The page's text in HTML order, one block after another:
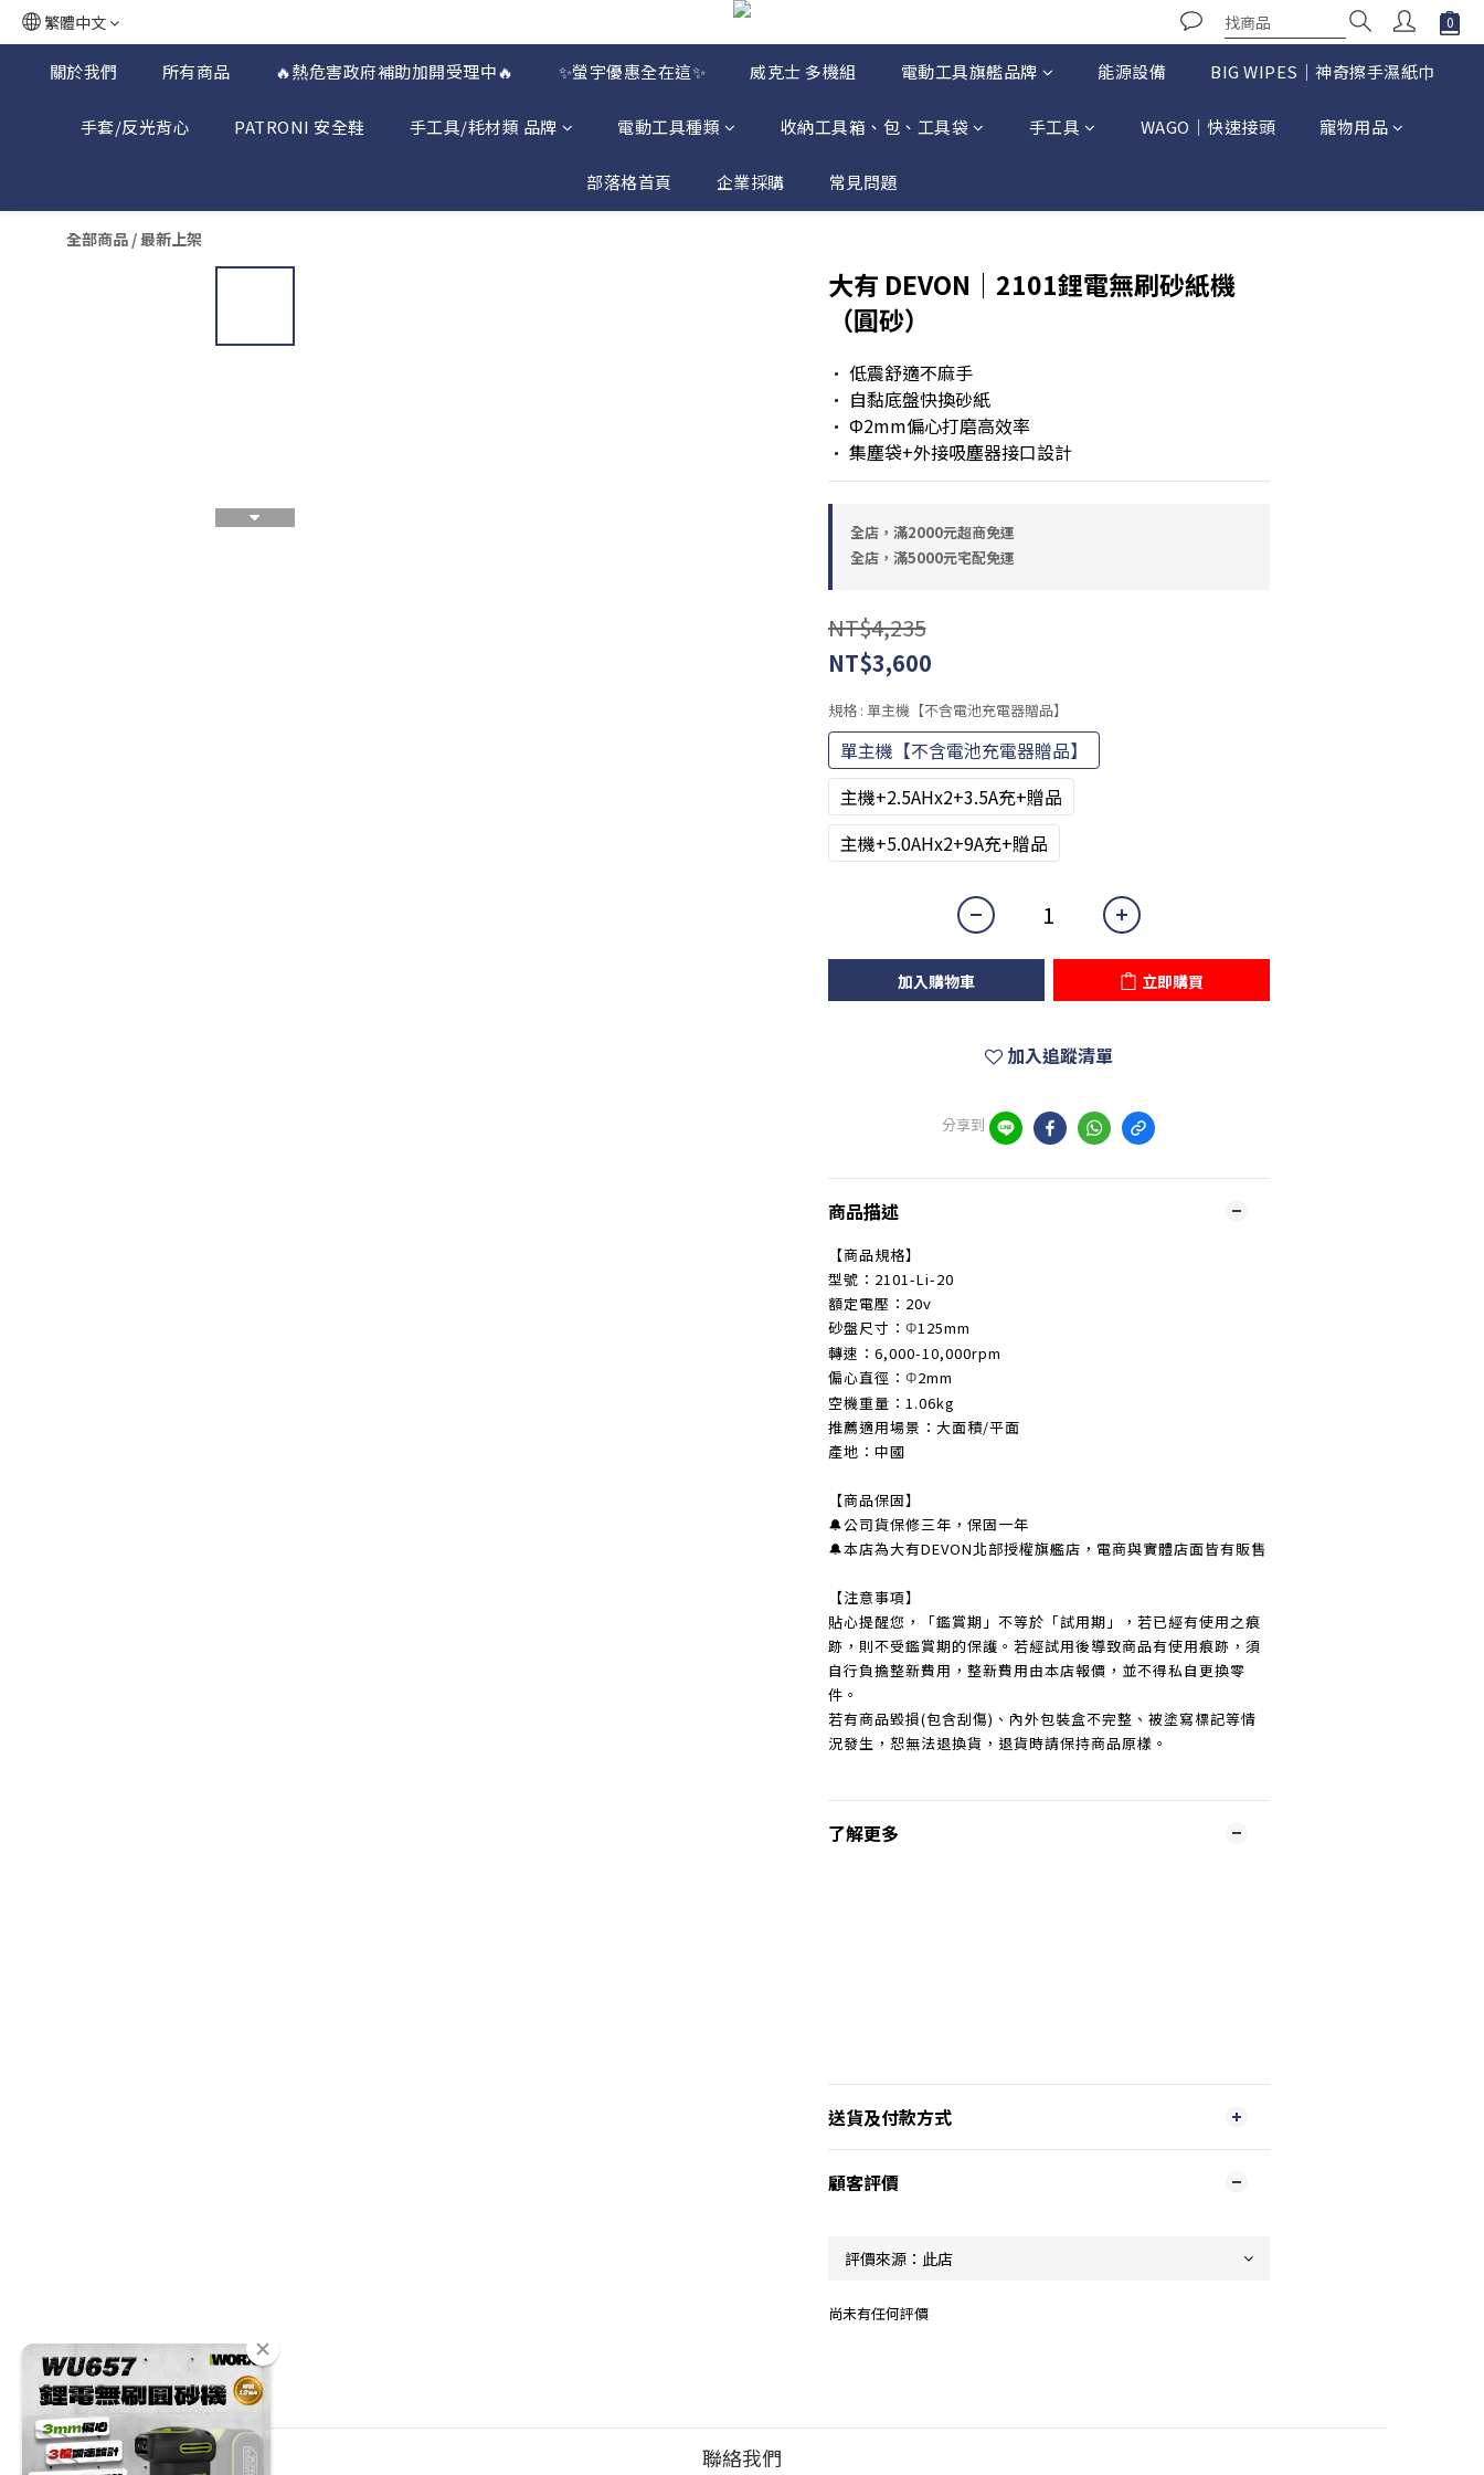
繁體中文
關於我們 所有商品 🔥熱危害政府補助加開受理中🔥 ✨螢宇優惠全在這✨ 威克士 多機組 電動工具旗艦品牌 能源設備 BIG WIPES｜神奇擦手濕紙巾
手套/反光背心 PATRONI 安全鞋 手工具/耗材類 品牌 電動工具種類 收納工具箱、包、工具袋 手工具 WAGO｜快速接頭 寵物用品
部落格首頁 企業採購 常見問題
全部商品 /最新上架
大有 DEVON｜2101鋰電無刷砂紙機
（圓砂）
• 低震舒適不麻手
• 自黏底盤快換砂紙
• Φ2mm偏心打磨高效率
• 集塵袋+外接吸塵器接口設計
全店，滿2000元超商免運
全店，滿5000元宅配免運
NT$4,235
NT$3,600
規格 : 單主機【不含電池充電器贈品】
單主機【不含電池充電器贈品】
主機+2.5AHx2+3.5A充+贈品
主機+5.0AHx2+9A充+贈品
加入購物車 立即購買
加入追蹤清單
分享到
商品描述
【商品規格】
型號：2101-Li-20
額定電壓：20v
砂盤尺寸： Φ125mm
轉速：6,000-10,000rpm
偏心直徑： Φ2mm
空機重量：1.06kg
推薦適用場景：大面積/平面
產地：中國
【商品保固】
🔔公司貨保修三年，保固一年
🔔本店為大有DEVON北部授權旗艦店，電商與實體店面皆有販售
【注意事項】
貼心提醒您，「鑑賞期」不等於「試用期」，若已經有使用之痕
跡，則不受鑑賞期的保護。若經試用後導致商品有使用痕跡，須
自行負擔整新費用，整新費用由本店報價，並不得私自更換零
件。
若有商品毀損(包含刮傷)、內外包裝盒不完整、被塗寫標記等情
況發生，恕無法退換貨，退貨時請保持商品原樣。
了解更多
送貨及付款方式
顧客評價
尚未有任何評價
聯絡我們